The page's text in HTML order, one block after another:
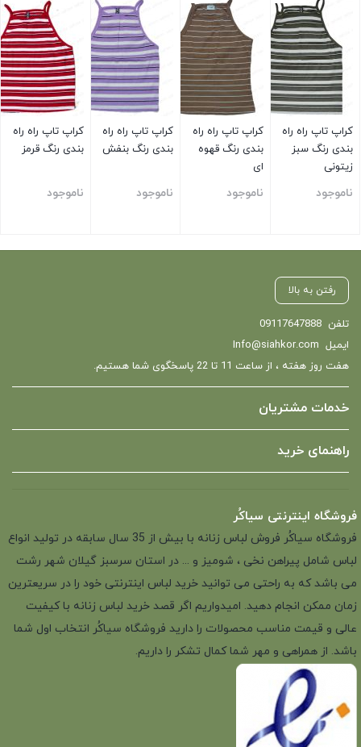
کراپ تاپ راه راه
بندی رنگ سبز
زیتونی
ناموجود
کراپ تاپ راه راه
بندی رنگ قهوه
ای
ناموجود
کراپ تاپ راه راه
بندی رنگ بنفش
ناموجود
کراپ تاپ راه راه
بندی رنگ قرمز
ناموجود
رفتن به بالا
تلفن 09117647888
ایمیل Info@siahkor.com
هفت روز هفته ، از ساعت 11 تا 22 پاسخگوی شما هستیم.
خدمات مشتریان
راهنمای خرید
فروشگاه اینترنتی سیاکُر
فروشگاه سیاکُر فروش لباس زنانه با بیش از 35 سال سابقه در تولید انواع
لباس شامل پیراهن نخی ، شومیز و ... در استان سرسبز گیلان شهر رشت
می باشد که به راحتی می توانید خرید لباس اینترنتی خود را در سریعترین
زمان ممکن انجام دهید. امیدواریم اگر قصد خرید لباس زنانه با کیفیت
عالی و قیمت مناسب محصولات را دارید فروشگاه سیاکُر انتخاب اول شما
باشد. از همراهی و مهر شما کمال تشکر را داریم.